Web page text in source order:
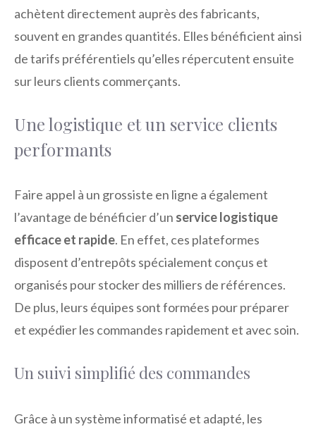
achètent directement auprès des fabricants,
souvent en grandes quantités. Elles bénéficient ainsi
de tarifs préférentiels qu’elles répercutent ensuite
sur leurs clients commerçants.
Une logistique et un service clients
performants
Faire appel à un grossiste en ligne a également
l’avantage de bénéficier d’un service logistique
efficace et rapide. En effet, ces plateformes
disposent d’entrepôts spécialement conçus et
organisés pour stocker des milliers de références.
De plus, leurs équipes sont formées pour préparer
et expédier les commandes rapidement et avec soin.
Un suivi simplifié des commandes
Grâce à un système informatisé et adapté, les